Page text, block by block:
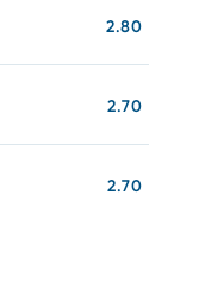
2.80
2.70
2.70